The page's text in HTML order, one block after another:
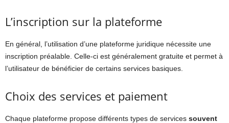
L’inscription sur la plateforme
En général, l’utilisation d’une plateforme juridique nécessite une
inscription préalable. Celle-ci est généralement gratuite et permet à
l’utilisateur de bénéficier de certains services basiques.
Choix des services et paiement
Chaque plateforme propose différents types de services souvent